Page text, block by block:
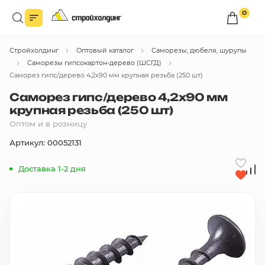
0
Войдите в личный кабинет
Вы сможете оформлять заказыпо оптовым ценам.
Каталог товаров
Стройхолдинг Оптовый каталог
Саморезы, дюбеля, шурупы
Саморезы гипсокартон-дерево (ШСГД)
Саморез гипс/дерево 4,2х90 мм крупная резьба (250 шт)
Саморез гипс/дерево 4,2х90 мм
крупная резьба (250 шт)
Оптом и в розницу
Артикул: 00052131
Доставка 1-2 дня